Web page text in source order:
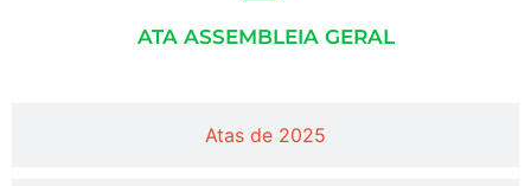
Atas de 2025
ATA ASSEMBLEIA GERAL